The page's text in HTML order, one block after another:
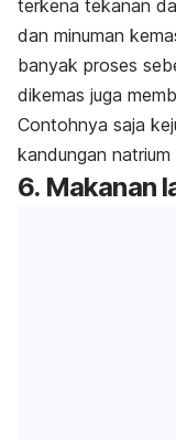
terkena tekanan
dan minuman
banyak proses
dikemas juga
Contohnya saja
kandungan natrium
6. Makanan